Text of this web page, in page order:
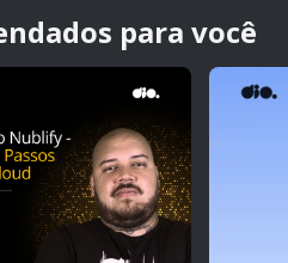
para você